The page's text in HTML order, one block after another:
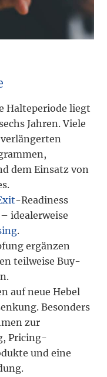
Halteperiode liegt
Jahren. Viele
dem Einsatz von
-Readiness
idealerweise
.
ergänzen
teilweise Buy-
auf neue Hebel
Besonders
zur
Pricing-
und eine